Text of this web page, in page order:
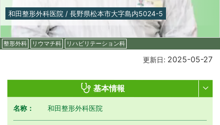
和田整形外科医院 / 長野県松本市大字島内5024-5
整形外科 リウマチ科 リハビリテーション科
更新日: 2025-05-27
基本情報
名称： 和田整形外科医院